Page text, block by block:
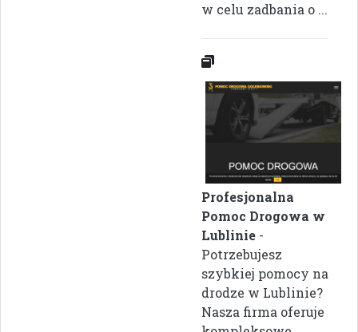
w celu zadbania o ...
Profesjonalna
Pomoc Drogowa w
Lublinie -
Potrzebujesz
szybkiej pomocy na
drodze w Lublinie?
Nasza firma oferuje